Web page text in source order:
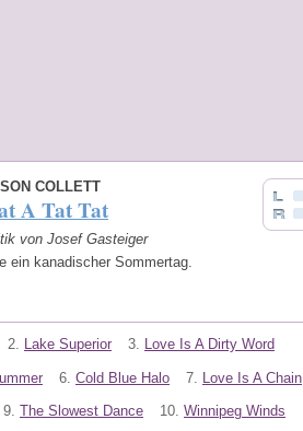
COLLETT
A Tat Tat
von Josef Gasteiger
ein kanadischer Sommertag.
2. Lake Superior 3. Love Is A Dirty Word
6. Cold Blue Halo 7. Love Is A Chain
9. The Slowest Dance 10. Winnipeg Winds